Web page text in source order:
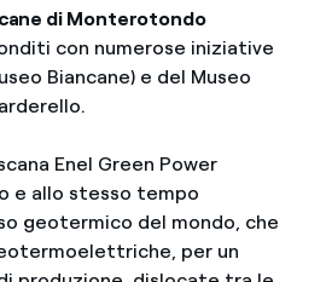
di Monterotondo
con numerose iniziative
Biancane) e del Museo
Enel Green Power
e allo stesso tempo
geotermico del mondo, che
per un